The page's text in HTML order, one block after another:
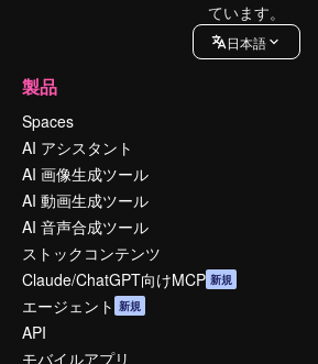
ています。
日本語
製品
Spaces
AI アシスタント
AI 画像生成ツール
AI 動画生成ツール
AI 音声合成ツール
ストックコンテンツ
Claude/ChatGPT向けMCP 新規
エージェント 新規
API
モバイルアプリ